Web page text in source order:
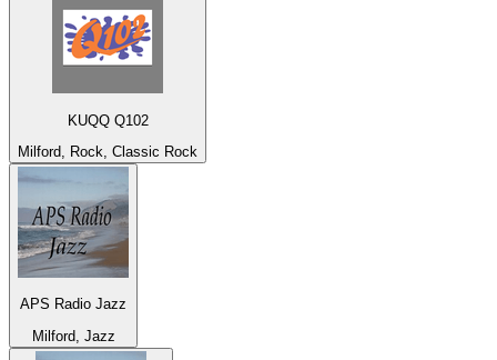
KUQQ Q102
Milford, Rock, Classic Rock
APS Radio Jazz
Milford, Jazz